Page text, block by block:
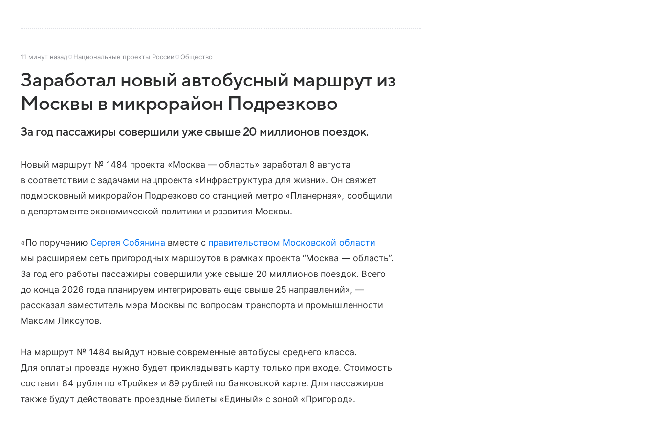
11 минут назад Национальные проекты России Общество
Заработал новый автобусный маршрут из
Москвы в микрорайон Подрезково
За год пассажиры совершили уже свыше 20 миллионов поездок.
Новый маршрут № 1484 проекта «Москва — область» заработал 8 августа
в соответствии с задачами нацпроекта «Инфраструктура для жизни». Он свяжет
подмосковный микрорайон Подрезково со станцией метро «Планерная», сообщили
в департаменте экономической политики и развития Москвы.
«По поручению Сергея Собянина вместе с правительством Московской области
мы расширяем сеть пригородных маршрутов в рамках проекта “Москва — область”.
За год его работы пассажиры совершили уже свыше 20 миллионов поездок. Всего
до конца 2026 года планируем интегрировать еще свыше 25 направлений», —
рассказал заместитель мэра Москвы по вопросам транспорта и промышленности
Максим Ликсутов.
На маршрут № 1484 выйдут новые современные автобусы среднего класса.
Для оплаты проезда нужно будет прикладывать карту только при входе. Стоимость
составит 84 рубля по «Тройке» и 89 рублей по банковской карте. Для пассажиров
также будут действовать проездные билеты «Единый» с зоной «Пригород».